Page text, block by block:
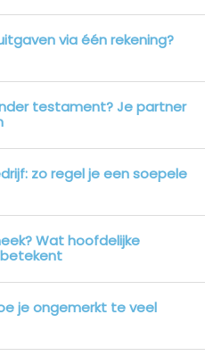
via één rekening?
testament? Je partner
zo regel je een soepele
Wat hoofdelijke
je ongemerkt te veel